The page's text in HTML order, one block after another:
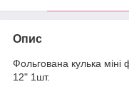
Опис
Фольгована кулька
12" 1шт.